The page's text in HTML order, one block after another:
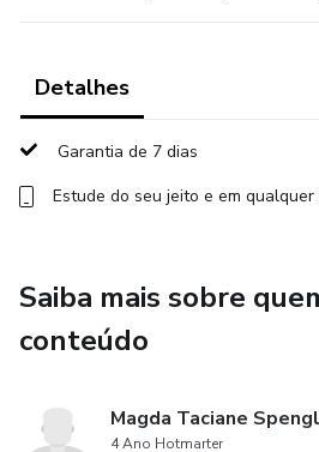
Detalhes
Garantia de 7 dias
Estude do seu jeito e em qualquer
Saiba mais sobre
conteúdo
Magda Taciane
4 Ano Hotmarter